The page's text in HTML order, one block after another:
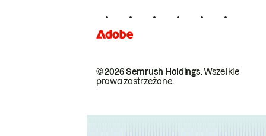
© 2026 Semrush Holdings.Wszelkie
prawa zastrzeżone.